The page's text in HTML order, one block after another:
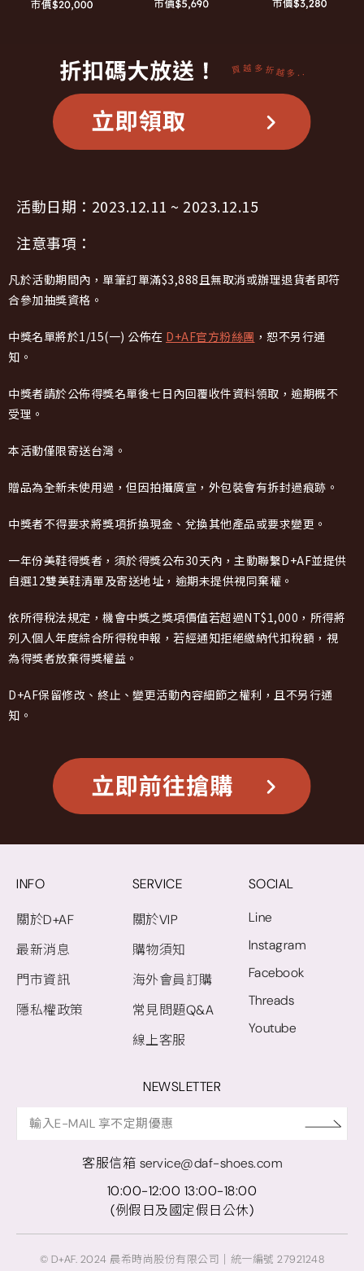
活動日期：2023.12.11 ~ 2023.12.15
注意事項：
凡於活動期間內，單筆訂單滿$3,888且無取消或辦理退貨者即符
合參加抽獎資格。
中獎名單將於1/15(一) 公佈在 D+AF官方粉絲團 ，恕不另行通
知。
中獎者請於公佈得獎名單後七日內回覆收件資料領取，逾期概不
受理。
本活動僅限寄送台灣。
贈品為全新未使用過，但因拍攝廣宣，外包裝會有拆封過痕跡。
中獎者不得要求將獎項折換現金、兌換其他產品或要求變更。
一年份美鞋得獎者，須於得獎公布30天內，主動聯繫D+AF並提供
自選12雙美鞋清單及寄送地址，逾期未提供視同棄權。
依所得稅法規定，機會中獎之獎項價值若超過NT$1,000，所得將
列入個人年度綜合所得稅申報，若經通知拒絕繳納代扣稅額，視
為得獎者放棄得獎權益。
D+AF保留修改、終止、變更活動內容細節之權利，且不另行通
知。
INFO
關於D+AF
最新消息
門市資訊
隱私權政策
SERVICE
關於VIP
購物須知
海外會員訂購
常見問題Q&A
線上客服
SOCIAL
Line
Instagram
Facebook
Threads
Youtube
NEWSLETTER
客服信箱 service@daf-shoes.com
10:00-12:00 13:00-18:00
(例假日及國定假日公休)
© D+AF. 2024 晨希時尚股份有限公司｜統一編號 27921248